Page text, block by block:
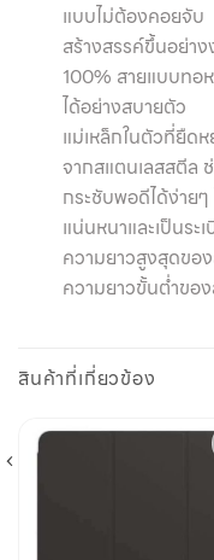
แบบไม่ต้องคอยจับ
สร้างสรรค์ขึ้นอย่าง
100% สายแบบทอ
ได้อย่างสบายตัว
แม่เหล็กในตัวที่ยืด
จากสแตนเลสสตีล
กระชับพอดีได้ง่าย
แน่นหนาและเป็นระ
ความยาวสูงสุดขอ
ความยาวขั้นต่ำขอ
สินค้าที่เกี่ยวข้อง